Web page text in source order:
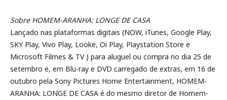
Sobre HOMEM-ARANHA: LONGE DE CASA
Lançado nas plataformas digitais (NOW, iTunes, Google Play,
SKY Play, Vivo Play, Looke, Oi Play, Playstation Store e
Microsoft Filmes & TV ) para aluguel ou compra no dia 25 de
setembro e, em Blu-ray e DVD carregado de extras, em 16 de
outubro pela Sony Pictures Home Entertainment, HOMEM-
ARANHA: LONGE DE CASA é do mesmo diretor de Homem-